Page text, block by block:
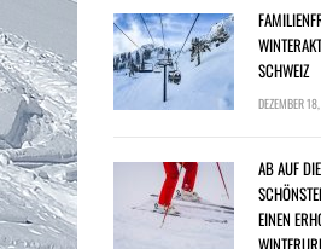
SCHWEIZ
DEZEMBER
AB AUF
EINEN